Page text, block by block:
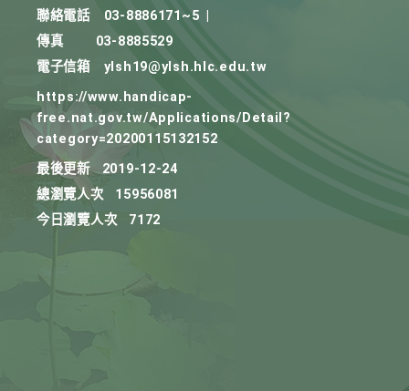
聯絡電話
03-8886171~5
傳真
03-8885529
電子信箱
ylsh19@ylsh.hlc.edu.tw
https://www.handicap-
free.nat.gov.tw/Applications/Detail?
category=20200115132152
最後更新
2019-12-24
總瀏覽人次
15956081
今日瀏覽人次
7172